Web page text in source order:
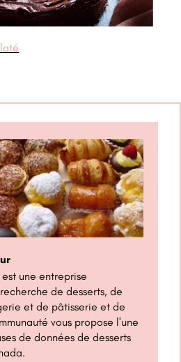
une entreprise
de desserts, de
et de pâtisserie et de
vous propose l'une
de données de desserts